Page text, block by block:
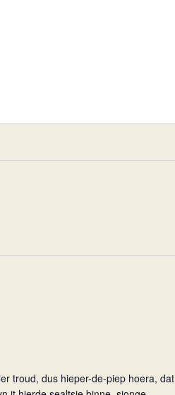
troud, dus hieper-de-piep hoera, dat